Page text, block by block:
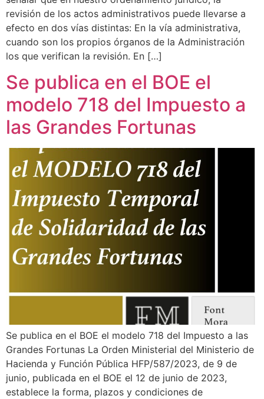
revisión de los actos administrativos puede llevarse a
efecto en dos vías distintas: En la vía administrativa,
cuando son los propios órganos de la Administración
los que verifican la revisión. En […]
Se publica en el BOE el
modelo 718 del Impuesto a
las Grandes Fortunas
Se publica en el BOE el modelo 718 del Impuesto a las
Grandes Fortunas La Orden Ministerial del Ministerio de
Hacienda y Función Pública HFP/587/2023, de 9 de
junio, publicada en el BOE el 12 de junio de 2023,
establece la forma, plazos y condiciones de